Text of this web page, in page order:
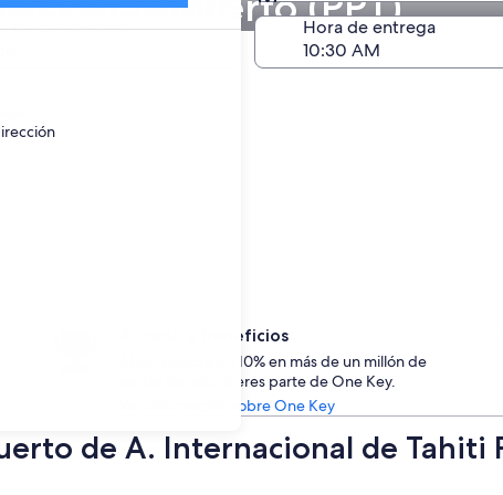
Devolución (igual a la
de devolución
Hora de entrega
Accede a beneficios
Ahorra desde un 10% en más de un millón de
rentas de auto si eres parte de One Key.
Ver información sobre One Key
de A. Internacional de Tahiti